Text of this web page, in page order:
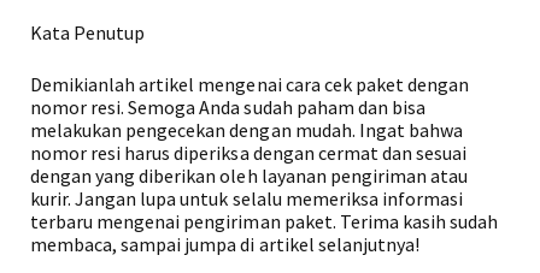
Kata Penutup
Demikianlah artikel mengenai cara cek paket dengan
nomor resi. Semoga Anda sudah paham dan bisa
melakukan pengecekan dengan mudah. Ingat bahwa
nomor resi harus diperiksa dengan cermat dan sesuai
dengan yang diberikan oleh layanan pengiriman atau
kurir. Jangan lupa untuk selalu memeriksa informasi
terbaru mengenai pengiriman paket. Terima kasih sudah
membaca, sampai jumpa di artikel selanjutnya!